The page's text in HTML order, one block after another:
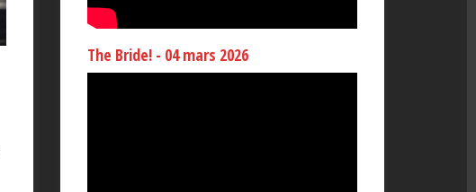
The Bride! - 04 mars 2026